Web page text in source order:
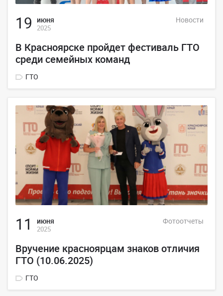
19 июня
2025
Новости
В Красноярске пройдет фестиваль ГТО
среди семейных команд
ГТО
11 июня
2025
Фотоотчеты
Вручение красноярцам знаков отличия
ГТО (10.06.2025)
ГТО